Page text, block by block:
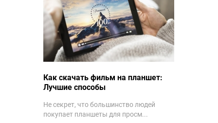
Как скачать фильм на планшет:
Лучшие способы
Не секрет, что большинство людей
покупает планшеты для просм...